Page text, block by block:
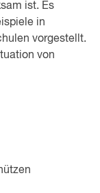
ist. Es
in
vorgestellt.
von